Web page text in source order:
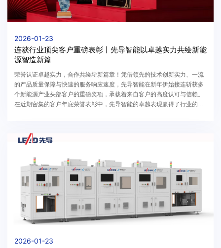
2026-01-23
连获行业顶尖客户重磅表彰丨先导智能以卓越实力共绘新能
源智造新篇
荣誉认证卓越实力，合作共绘崭新篇章！凭借领先的技术创新实力、一流
的产品质量保障与快速的服务响应速度，先导智能在新年伊始接连斩获多
个新能源产业头部客户的重磅奖项，承载着来自客户的高度认可与信赖。
在近期密集的客户年底荣誉表彰中，先导智能的卓越表现赢得了行业的广
2026-01-23